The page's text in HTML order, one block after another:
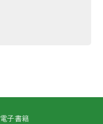
電子書籍